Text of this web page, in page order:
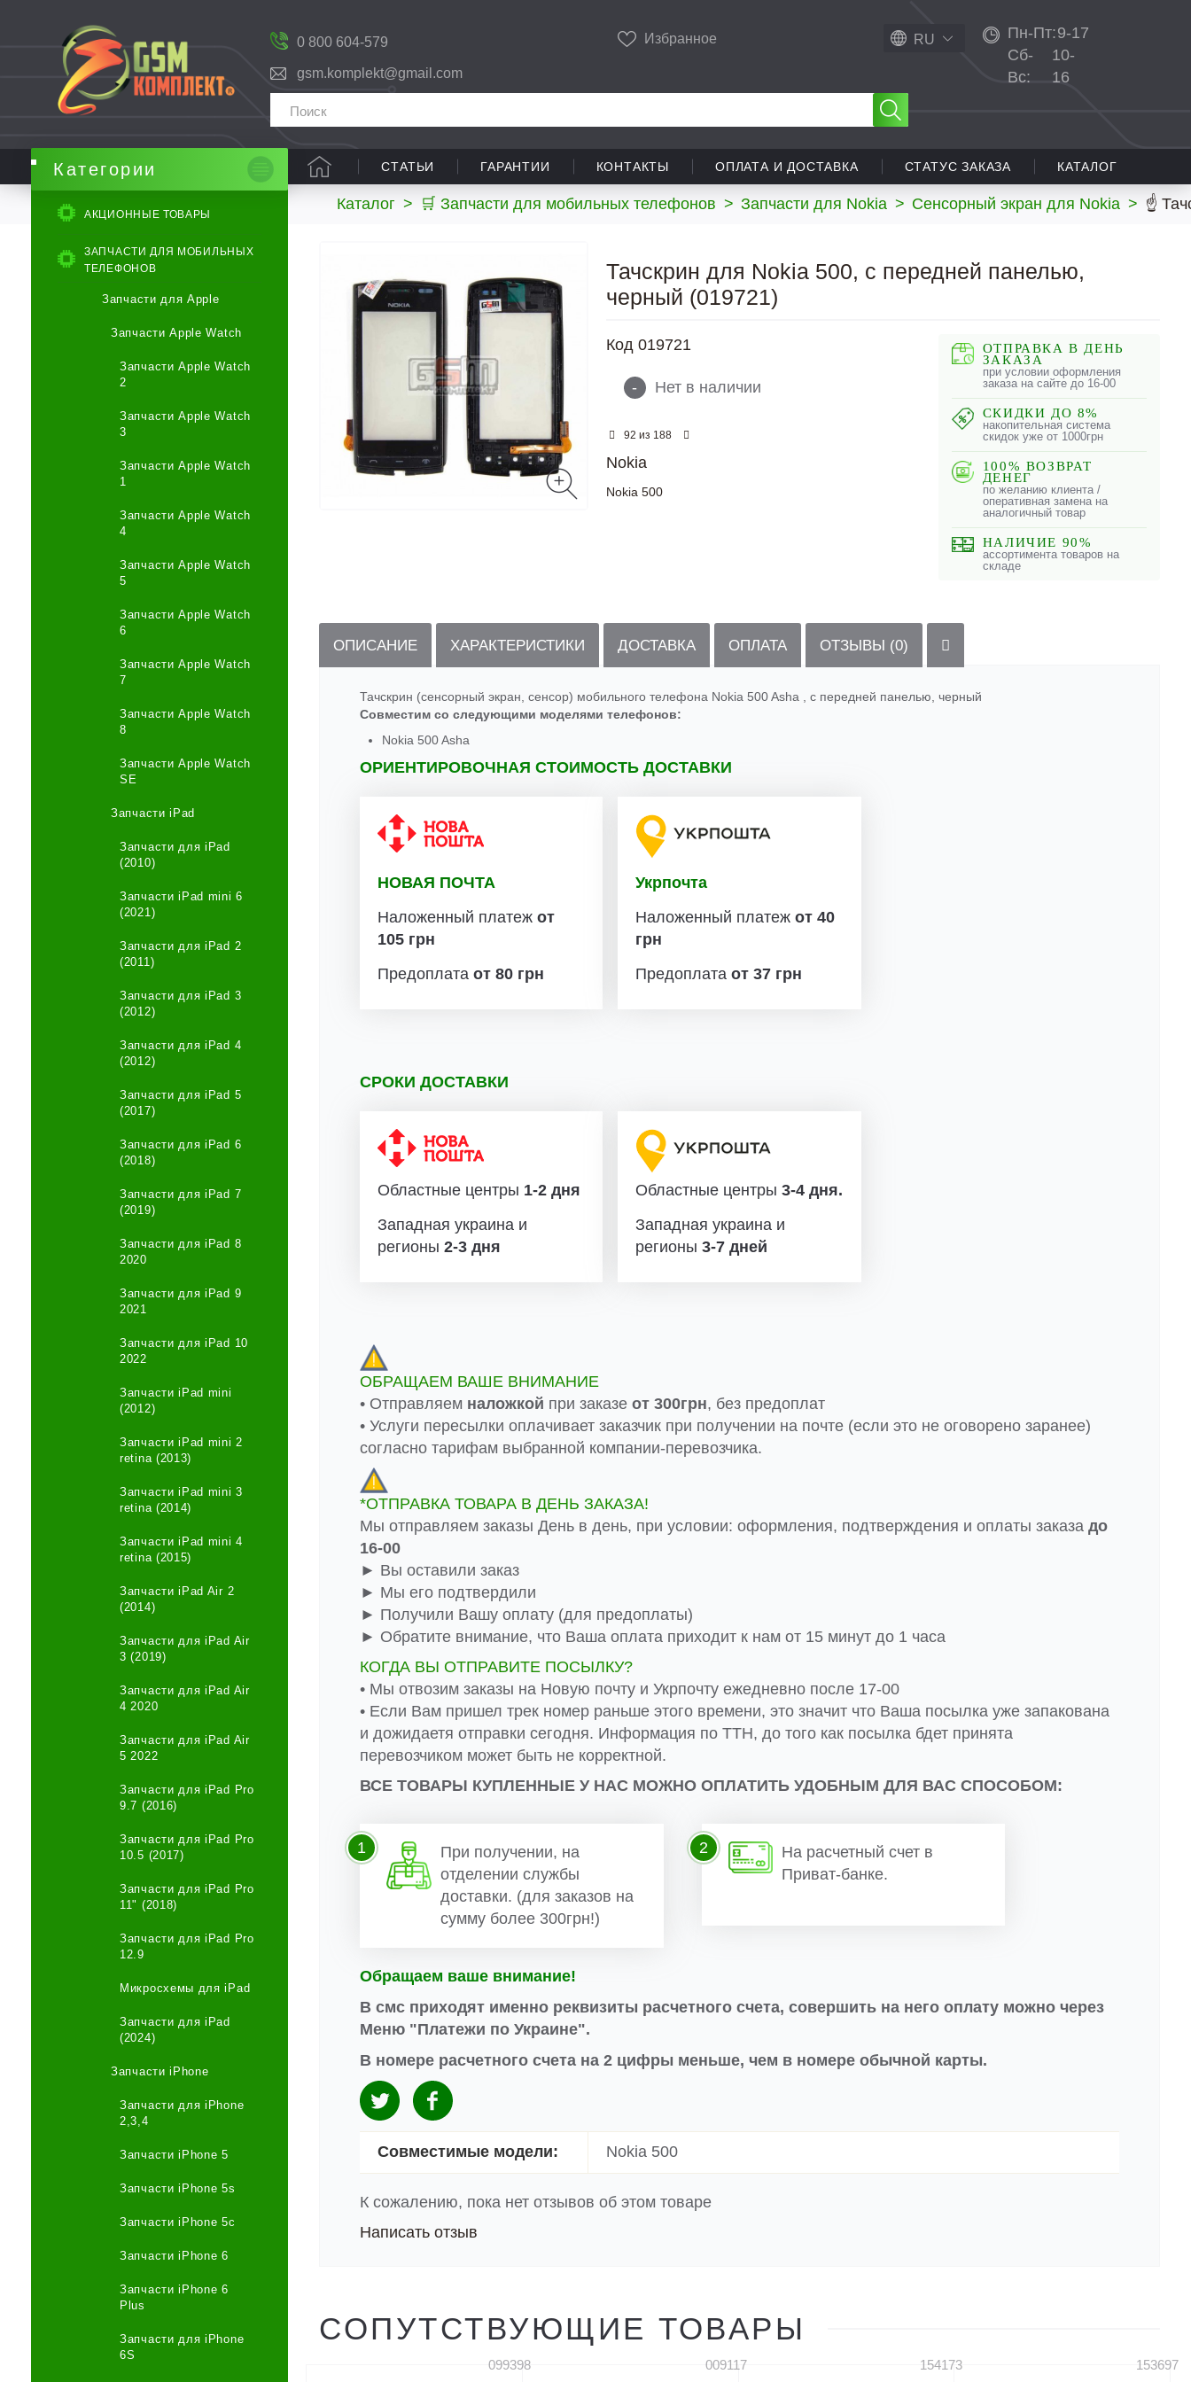
0 800 604-579
gsm.komplekt@gmail.com
Избранное RU Пн-Пт:9-17
Сб-
Вс:
10-
16
СТАТЬИ ГАРАНТИИ КОНТАКТЫ ОПЛАТА И ДОСТАВКА СТАТУС ЗАКАЗА КАТАЛОГ
Каталог > 🛒 Запчасти для мобильных телефонов > Запчасти для Nokia > Сенсорный экран для Nokia > ☝
Категории
АКЦИОННЫЕ ТОВАРЫ
ЗАПЧАСТИ ДЛЯ МОБИЛЬНЫХ
ТЕЛЕФОНОВ
Запчасти для Apple
Запчасти Apple Watch
Запчасти Apple Watch
2
Запчасти Apple Watch
3
Запчасти Apple Watch
1
Запчасти Apple Watch
4
Запчасти Apple Watch
5
Запчасти Apple Watch
6
Запчасти Apple Watch
7
Запчасти Apple Watch
8
Запчасти Apple Watch
SE
Запчасти iPad
Запчасти для iPad
(2010)
Запчасти iPad mini 6
(2021)
Запчасти для iPad 2
(2011)
Запчасти для iPad 3
(2012)
Запчасти для iPad 4
(2012)
Запчасти для iPad 5
(2017)
Запчасти для iPad 6
(2018)
Запчасти для iPad 7
(2019)
Запчасти для iPad 8
2020
Запчасти для iPad 9
2021
Запчасти для iPad 10
2022
Запчасти iPad mini
(2012)
Запчасти iPad mini 2
retina (2013)
Запчасти iPad mini 3
retina (2014)
Запчасти iPad mini 4
retina (2015)
Запчасти iPad Air 2
(2014)
Запчасти для iPad Air
3 (2019)
Запчасти для iPad Air
4 2020
Запчасти для iPad Air
5 2022
Запчасти для iPad Pro
9.7 (2016)
Запчасти для iPad Pro
10.5 (2017)
Запчасти для iPad Pro
11" (2018)
Запчасти для iPad Pro
12.9
Микросхемы для iPad
Запчасти для iPad
(2024)
Запчасти iPhone
Запчасти для iPhone
2,3,4
Запчасти iPhone 5
Запчасти iPhone 5s
Запчасти iPhone 5c
Запчасти iPhone 6
Запчасти iPhone 6
Plus
Запчасти для iPhone
6S
Тачскрин для Nokia 500, с передней панелью,
черный (019721)
Код 019721
- Нет в наличии
92 из 188
Nokia
Nokia 500
ОТПРАВКА В ДЕНЬ
ЗАКАЗА
при условии оформления
заказа на сайте до 16-00
СКИДКИ ДО 8%
накопительная система
скидок уже от 1000грн
100% ВОЗВРАТ
ДЕНЕГ
по желанию клиента /
оперативная замена на
аналогичный товар
НАЛИЧИЕ 90%
ассортимента товаров на
складе
ОПИСАНИЕ ХАРАКТЕРИСТИКИ ДОСТАВКА ОПЛАТА ОТЗЫВЫ (0)
Тачскрин (сенсорный экран, сенсор) мобильного телефона Nokia 500 Asha , с передней панелью, черный
Совместим со следующими моделями телефонов:
Nokia 500 Asha
ОРИЕНТИРОВОЧНАЯ СТОИМОСТЬ ДОСТАВКИ
НОВАЯ ПОЧТА
Наложенный платеж от
105 грн
Предоплата от 80 грн
Укрпочта
Наложенный платежот 40
грн
Предоплатаот 37 грн
СРОКИ ДОСТАВКИ
Областные центры 1-2 дня
Западная украина и
регионы 2-3 дня
Областные центры 3-4 дня.
Западная украина и
регионы 3-7 дней
ОБРАЩАЕМ ВАШЕ ВНИМАНИЕ
• Отправляем наложкой при заказе от 300грн, без предоплат
• Услуги пересылки оплачивает заказчик при получении на почте (если это не оговорено заранее)
согласно тарифам выбранной компании-перевозчика.
*ОТПРАВКА ТОВАРА В ДЕНЬ ЗАКАЗА!
Мы отправляем заказы День в день, при условии: оформления, подтверждения и оплаты заказа до
16-00
► Вы оставили заказ
► Мы его подтвердили
► Получили Вашу оплату (для предоплаты)
► Обратите внимание, что Ваша оплата приходит к нам от 15 минут до 1 часа
КОГДА ВЫ ОТПРАВИТЕ ПОСЫЛКУ?
• Мы отвозим заказы на Новую почту и Укрпочту ежедневно после 17-00
• Если Вам пришел трек номер раньше этого времени, это значит что Ваша посылка уже запакована
и дожидаетя отправки сегодня. Информация по ТТН, до того как посылка бдет принята
перевозчиком может быть не корректной.
ВСЕ ТОВАРЫ КУПЛЕННЫЕ У НАС МОЖНО ОПЛАТИТЬ УДОБНЫМ ДЛЯ ВАС СПОСОБОМ:
При получении, на
отделении службы
доставки. (для заказов на
сумму более 300грн!)
1
На расчетный счет в
Приват-банке.
2
Обращаем ваше внимание!
В смс приходят именно реквизиты расчетного счета, совершить на него оплату можно через
Меню "Платежи по Украине".
В номере расчетного счета на 2 цифры меньше, чем в номере обычной карты.
Совместимые модели: Nokia 500
К сожалению, пока нет отзывов об этом товаре
Написать отзыв
СОПУТСТВУЮЩИЕ ТОВАРЫ
099398 009117 154173 153697